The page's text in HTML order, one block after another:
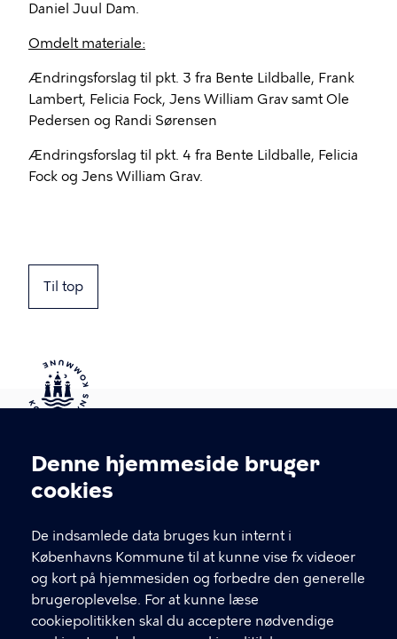
Cookieindstillinger
Denne hjemmeside bruger
cookies
De indsamlede data bruges kun internt i
Københavns Kommune til at kunne vise fx videoer
og kort på hjemmesiden og forbedre den generelle
brugeroplevelse. For at kunne læse
cookiepolitikken skal du acceptere nødvendige
Daniel Juul Dam.
Omdelt materiale:
Ændringsforslag til pkt. 3 fra Bente Lildballe, Frank
Lambert, Felicia Fock, Jens William Grav samt Ole
Pedersen og Randi Sørensen
Ændringsforslag til pkt. 4 fra Bente Lildballe, Felicia
Fock og Jens William Grav.
Til top
Kontakt Københavns Kommune
T
fFind andre kontakter her
CVR-nummer64942212
GENVEJE